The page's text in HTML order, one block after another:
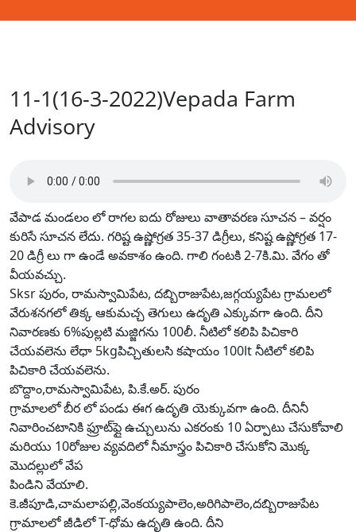
11-1(16-3-2022)Vepada Farm
Advisory
వేపాడ మండలం లో రాగల ఐదు రోజులు వాతావరణ సూచన – వర్షం
కురిసే సూచన లేదు. గరిష్ట ఉష్ణోగ్రత 35-37 డిగ్రీలు, కనిష్ట ఉష్ణోగ్రత 17-
20 డిగ్రీ లు గా ఉండే అవకాశం ఉంది. గాలి గంటకి 2-7కి.మి. వేగం తో
వీయవచ్చు.
Sksr పురం, రామస్వామిపేట, దబ్బిరాజుపేట,జగ్గయ్యపేట గ్రామలలో
వేరుశనగలో తిక్క ఆకుమచ్చ తెగులు ఉదృతి ఎక్కువగా ఉంది. దీని
నివారణకు 6%పుల్లటి మజ్జిగను 100లీ. నీటిలో కలిపి పిచికారి
చేయవలెను లేధా 5kgపిచ్చితులసి కషాయం 100lt నీటిలో కలిపి
పిచికారి చేయవలెను.
బొద్దాం,రామస్వామిపేట, పి.కే.అర్. పురం
గ్రామాలలో బీర లో పండు ఈగ ఉదృతి యెక్కువగా ఉంది. దీనినీ
నివారించటానికి ఫ్రూట్‌ఫ్లై ఉచ్చులును ఎకరంకు 10 ఏర్పాటు చేసుకోవాలి
మరియు 10రోజుల వ్యవదిలో నీమాస్త్రం పిచికారి చేసుకోని మొక్క
మొదల్లులో వేప
పిండిని వేయాలి.
కె.జీపూడి,చామలాపల్లి,వెంకయ్యపాలెం,అరిగిపాలెం,దబ్బిరాజుపేట
గ్రామాలలో జీడిలో T-ధోమ ఉదృతి ఉంది. దీని